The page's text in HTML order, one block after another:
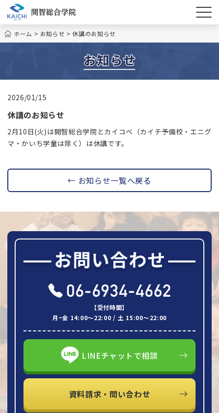
ホーム > お知らせ >休講のお知らせ
2026/01/15
休講のお知らせ
2月10日(火)は開智総合学院とカイコベ（カイチ予備校・エニグ
マ・かいち学童は除く）は休講です。
← お知らせ一覧へ戻る
【受付時間】
月~金 14:00～22:00 / 土 15:00～22:00
LINEチャットで相談
資料請求・問い合わせ